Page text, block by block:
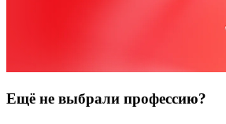
Ещё не выбрали профессию?